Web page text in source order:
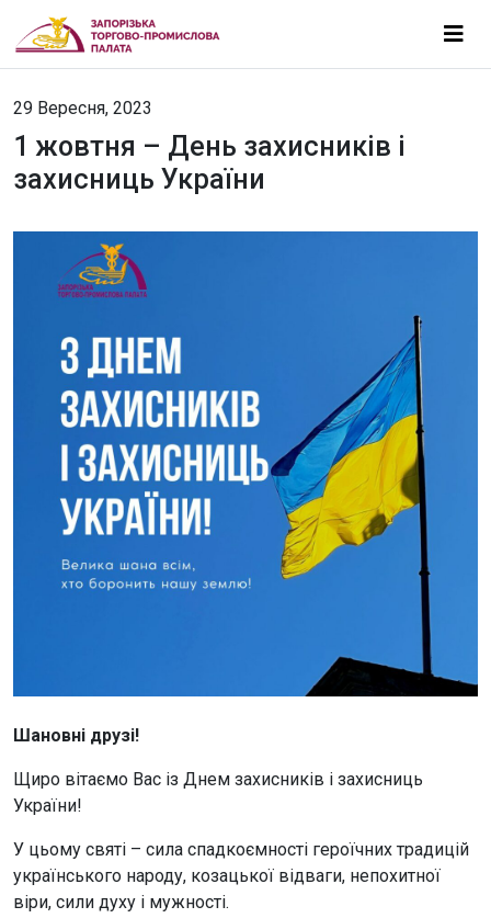
29 Вересня, 2023
1 жовтня – День захисників і
захисниць України
Шановні друзі!
Щиро вітаємо Вас із Днем захисників і захисниць
України!
У цьому святі – сила спадкоємності героїчних традицій
українського народу, козацької відваги, непохитної
віри, сили духу і мужності.